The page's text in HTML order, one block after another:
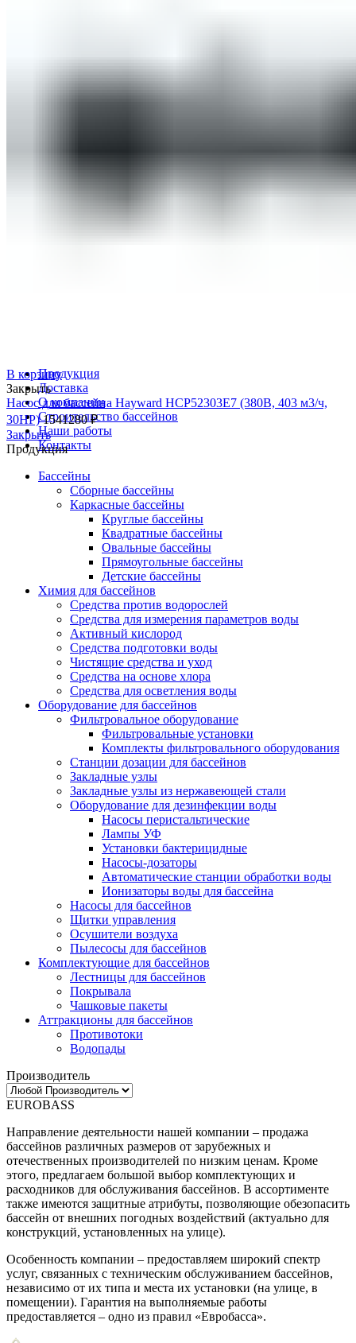
Станции дозации для бассейнов
Ионизаторы воды для бассейна
Насосы-дозаторы
Насосы для бассейнов
Продукция
Доставка
О компании
Строительство бассейнов
Наши работы
Контакты
В корзину
Закрыть
Насос для бассейна Hayward HCP52303E7 (380В, 403 м3/ч,
30HP) 1541280₽
Закрыть
Продукция
Бассейны
Сборные бассейны
Каркасные бассейны
Круглые бассейны
Квадратные бассейны
Овальные бассейны
Прямоугольные бассейны
Детские бассейны
Химия для бассейнов
Средства против водорослей
Средства для измерения параметров воды
Активный кислород
Средства подготовки воды
Чистящие средства и уход
Средства на основе хлора
Средства для осветления воды
Оборудование для бассейнов
Фильтровальное оборудование
Фильтровальные установки
Комплекты фильтровального оборудования
Станции дозации для бассейнов
Закладные узлы
Закладные узлы из нержавеющей стали
Оборудование для дезинфекции воды
Насосы перистальтические
Лампы УФ
Установки бактерицидные
Насосы-дозаторы
Автоматические станции обработки воды
Ионизаторы воды для бассейна
Насосы для бассейнов
Щитки управления
Осушители воздуха
Пылесосы для бассейнов
Комплектующие для бассейнов
Лестницы для бассейнов
Покрывала
Чашковые пакеты
Аттракционы для бассейнов
Противотоки
Водопады
Производитель
EUROBASS
Направление деятельности нашей компании – продажа
бассейнов различных размеров от зарубежных и
отечественных производителей по низким ценам. Кроме
этого, предлагаем большой выбор комплектующих и
расходников для обслуживания бассейнов. В ассортименте
также имеются защитные атрибуты, позволяющие обезопасить
бассейн от внешних погодных воздействий (актуально для
конструкций, установленных на улице).
Особенность компании – предоставляем широкий спектр
услуг, связанных с техническим обслуживанием бассейнов,
независимо от их типа и места их установки (на улице, в
помещении). Гарантия на выполняемые работы
предоставляется – одно из правил «Евробасса».